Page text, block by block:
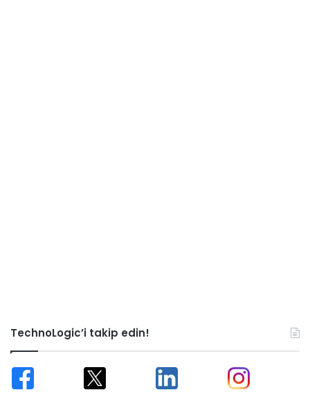
TechnoLogic’i takip edin!